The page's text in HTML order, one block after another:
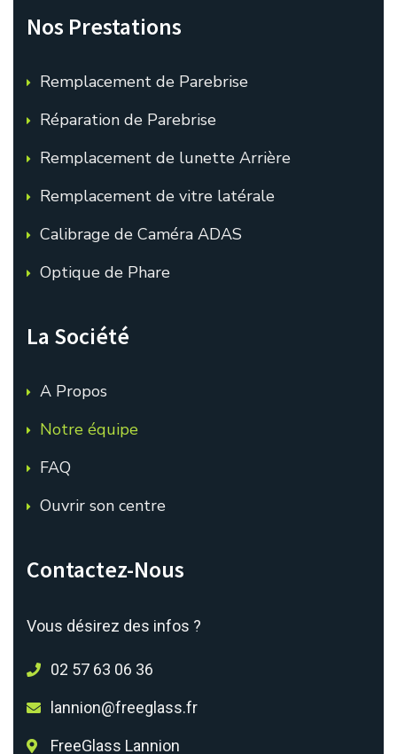
Nos Prestations
Remplacement de Parebrise
Réparation de Parebrise
Remplacement de lunette Arrière
Remplacement de vitre latérale
Calibrage de Caméra ADAS
Optique de Phare
La Société
A Propos
Notre équipe
FAQ
Ouvrir son centre
Contactez-Nous
Vous désirez des infos ?
02 57 63 06 36
lannion@freeglass.fr
FreeGlass Lannion